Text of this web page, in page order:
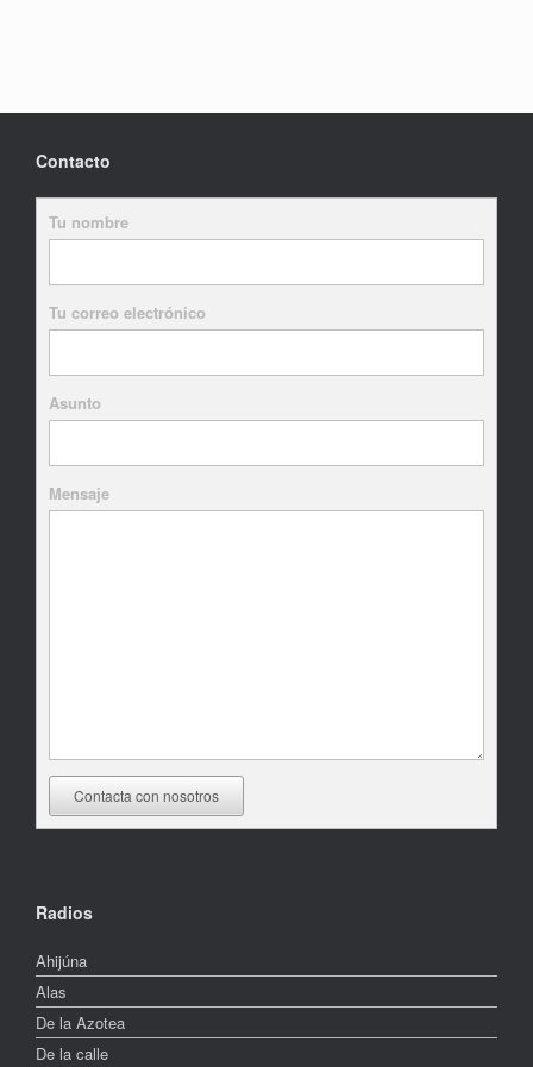
Contacto
Tu nombre
Tu correo electrónico
Asunto
Mensaje
Radios
Ahijúna
Alas
De la Azotea
De la calle